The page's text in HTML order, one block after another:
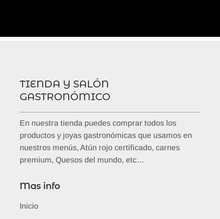
TIENDA Y SALÓN
GASTRONÓMICO
En nuestra tienda puedes comprar todos los
productos y joyas gastronómicas que usamos en
nuestros menús, Atún rojo certificado, carnes
premium, Quesos del mundo, etc…
Mas info
Inicio